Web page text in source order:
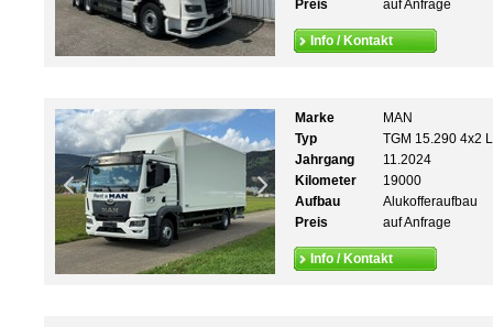
Preis
auf Anfrage
Info / Kontakt
Marke
MAN
Typ
TGM 15.290 4x2
Jahrgang
11.2024
Kilometer
19000
Aufbau
Alukofferaufbau
Preis
auf Anfrage
Info / Kontakt